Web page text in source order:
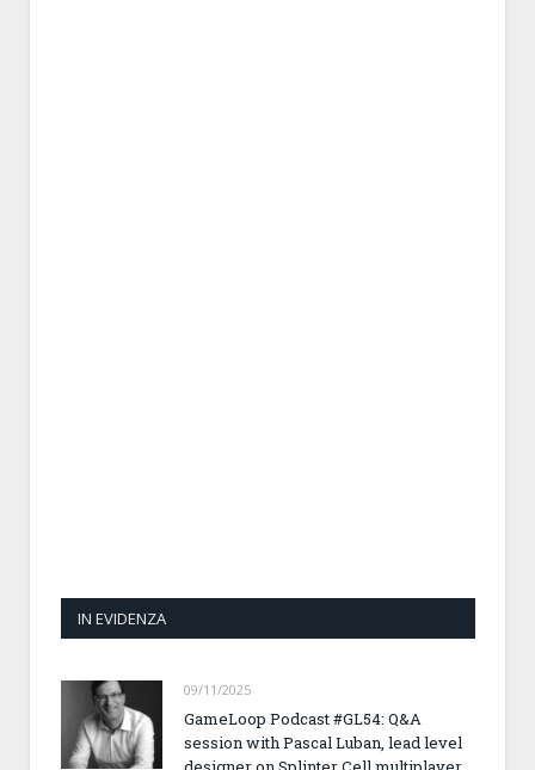
IN EVIDENZA
09/11/2025
GameLoop Podcast #GL54: Q&A
session with Pascal Luban, lead level